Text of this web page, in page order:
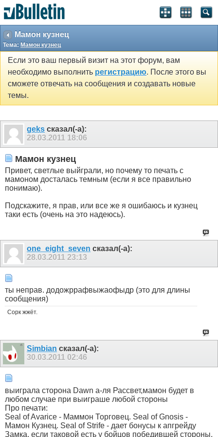
Мамон кузнец
Тема: Мамон кузнец
Если это ваш первый визит на этот форум, вам
необходимо выполнить регистрацию. После этого вы
сможете отвечать на сообщения и создавать новые
темы.
geks сказал(-а):
28.03.2011 18:06
Мамон кузнец
Привет, светлые выйграли, но почему то печать с
мамоном досталась темным (если я все правильно
понимаю).
Подскажите, я прав, или все же я ошибаюсь и кузнец
таки есть (очень на это надеюсь).
one_eight_seven сказал(-а):
28.03.2011 23:13
ты неправ. додожррафвыжаофыдр (это для длины
сообщения)
Сорк жжёт.
Simbian сказал(-а):
30.03.2011 02:46
выиграла сторона Dawn а-ля Рассвет,мамон будет в
любом случае при выиграше любой стороны
Про печати:
Seal of Avarice - Маммон Торговец. Seal of Gnosis -
Мамон Кузнец. Seal of Strife - дает бонусы к апгрейду
Замка, если таковой есть у бойцов победившей стороны.